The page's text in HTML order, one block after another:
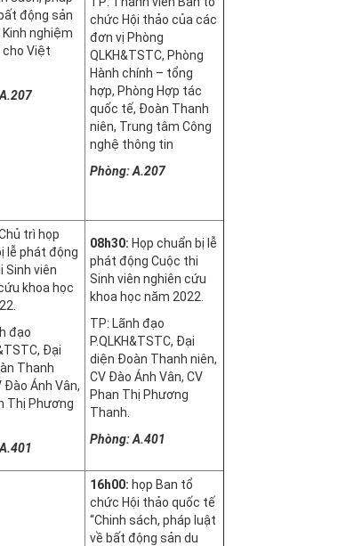
động sản
Kinh nghiệm
Việt
chức Hội thảo của các
đơn vị Phòng
QLKH&TSTC, Phòng
Hành chính – tổng
hợp, Phòng Hợp tác
quốc tế, Đoàn Thanh
niên, Trung tâm Công
nghệ thông tin
Phòng: A.207
trì họp
lễ phát động
Sinh viên
khoa học
đạo
Đại
Thanh
Đào Ánh Vân,
Thị Phương
08h30: Họp chuẩn bị lễ
phát động Cuộc thi
Sinh viên nghiên cứu
khoa học năm 2022.
TP: Lãnh đạo
P.QLKH&TSTC, Đại
diện Đoàn Thanh niên,
CV Đào Ánh Vân, CV
Phan Thị Phương
Thanh.
Phòng: A.401
16h00: họp Ban tổ
chức Hội thảo quốc tế
“Chinh sách, pháp luật
về bất động sản du